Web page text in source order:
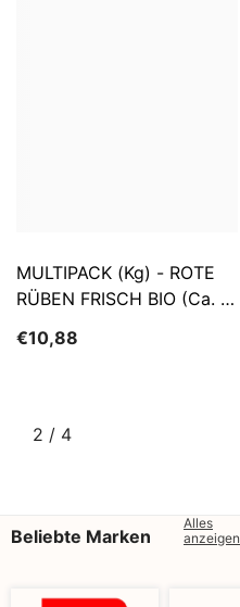
MULTIPACK (kg) - ROTE
RÜBEN FRISCH BIO (ca. 5
€10,88
2 / von
4
Beliebte Marken
Alles
anzeigen